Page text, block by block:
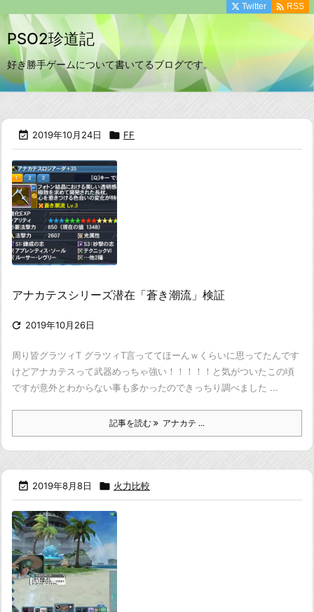
PSO2珍道記
好き勝手ゲームについて書いてるブログです。
Twitter  RSS
 2019年10月24日  FF
アナカテスシリーズ潜在「蒼き潮流」検証
 2019年10月26日
周り皆グラツィT グラツィT言っててほーんｗ くらいに思ってたんです
けどアナカテスって武器めっちゃ強い！！！！！ と気がついたこの頃
ですが意外とわからない事も多かったのできっちり調べました ...
記事を読む アナカテ ...
 2019年8月8日  火力比較